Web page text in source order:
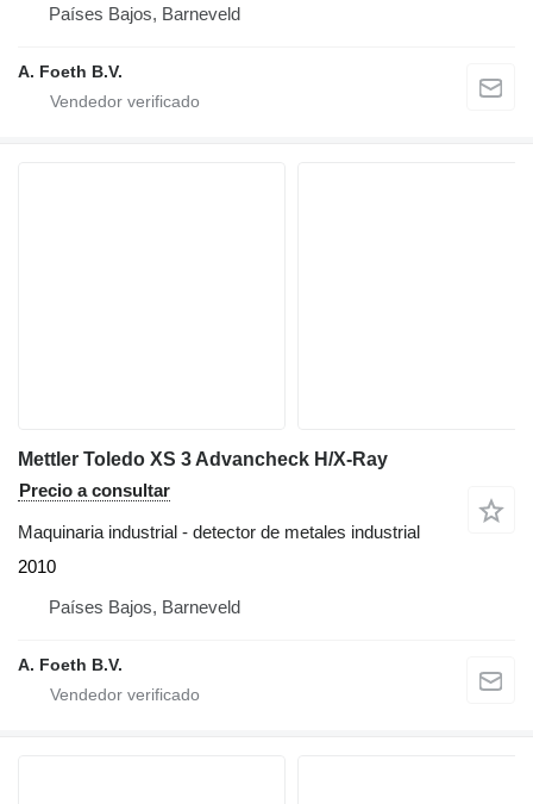
Países Bajos, Barneveld
A. Foeth B.V.
Mettler Toledo XS 3 Advancheck H/X-Ray
Precio a consultar
Maquinaria industrial - detector de metales industrial
2010
Países Bajos, Barneveld
A. Foeth B.V.